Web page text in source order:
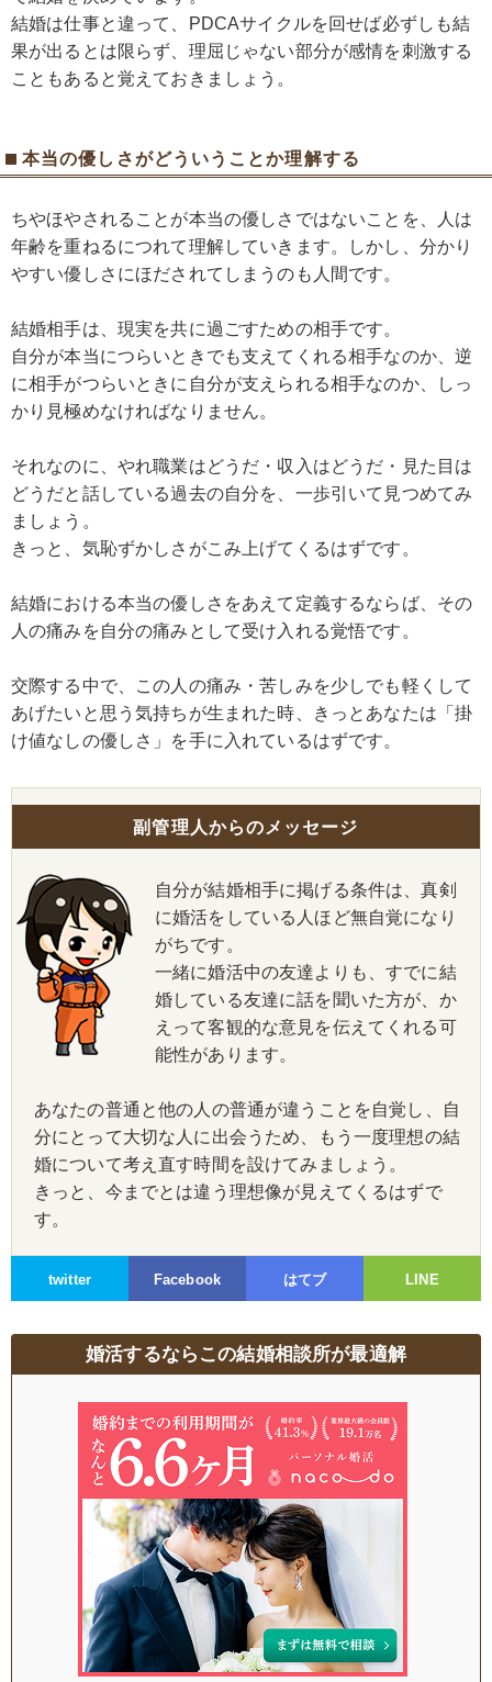
結婚は仕事と違って、PDCAサイクルを回せば必ずしも結
果が出るとは限らず、理屈じゃない部分が感情を刺激する
こともあると覚えておきましょう。
本当の優しさがどういうことか理解する
ちやほやされることが本当の優しさではないことを、人は
年齢を重ねるにつれて理解していきます。しかし、分かり
やすい優しさにほだされてしまうのも人間です。
結婚相手は、現実を共に過ごすための相手です。
自分が本当につらいときでも支えてくれる相手なのか、逆
に相手がつらいときに自分が支えられる相手なのか、しっ
かり見極めなければなりません。
それなのに、やれ職業はどうだ・収入はどうだ・見た目は
どうだと話している過去の自分を、一歩引いて見つめてみ
ましょう。
きっと、気恥ずかしさがこみ上げてくるはずです。
結婚における本当の優しさをあえて定義するならば、その
人の痛みを自分の痛みとして受け入れる覚悟です。
交際する中で、この人の痛み・苦しみを少しでも軽くして
あげたいと思う気持ちが生まれた時、きっとあなたは「掛
け値なしの優しさ」を手に入れているはずです。
副管理人からのメッセージ
自分が結婚相手に掲げる条件は、真剣
に婚活をしている人ほど無自覚になり
がちです。
一緒に婚活中の友達よりも、すでに結
婚している友達に話を聞いた方が、か
えって客観的な意見を伝えてくれる可
能性があります。
あなたの普通と他の人の普通が違うことを自覚し、自
分にとって大切な人に出会うため、もう一度理想の結
婚について考え直す時間を設けてみましょう。
きっと、今までとは違う理想像が見えてくるはずで
す。
twitter Facebook はてブ LINE
婚活するならこの結婚相談所が最適解